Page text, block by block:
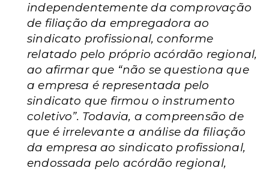
independentemente da comprovação
de filiação da empregadora ao
sindicato profissional, conforme
relatado pelo próprio acórdão regional,
ao afirmar que “não se questiona que
a empresa é representada pelo
sindicato que firmou o instrumento
coletivo”. Todavia, a compreensão de
que é irrelevante a análise da filiação
da empresa ao sindicato profissional,
endossada pelo acórdão regional,